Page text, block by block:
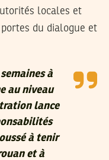
locales et
du dialogue et
à
au niveau
lance
à tenir
et à